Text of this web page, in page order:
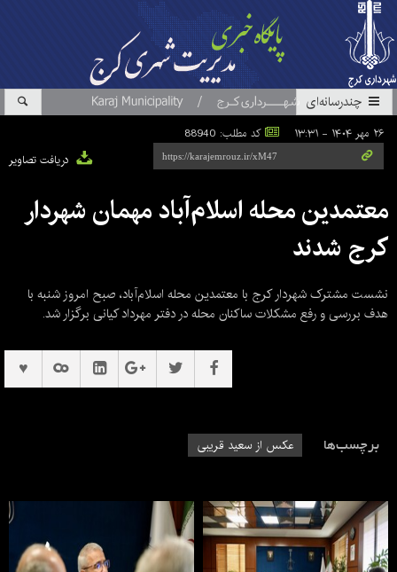
چندرسانه‌ای
۲۶ مهر ۱۴۰۴ - ۱۳:۳۱
کد مطلب: 88940
دریافت تصاویر
معتمدین محله اسلام‌آباد مهمان شهردار
کرج شدند
نشست مشترک شهردار کرج با معتمدین محله اسلام‌آباد، صبح امروز شنبه با
هدف بررسی و رفع مشکلات ساکنان محله در دفتر مهرداد کیانی برگزار شد.
برچسب‌ها عکس از سعید قریبی